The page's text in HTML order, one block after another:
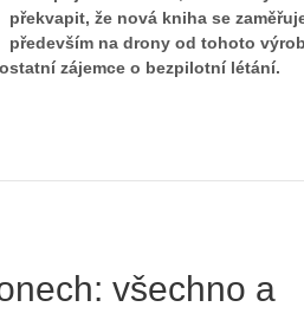
překvapit, že nová kniha se
především na drony od tohoto
zájemce o bezpilotní létání.
všechno a